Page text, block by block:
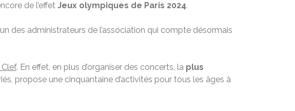
de l’effet Jeux olympiques de Paris 2024.
des administrateurs de l’association qui compte désormais
Clef. En effet, en plus d’organiser des concerts, la plus
propose une cinquantaine d’activités pour tous les âges à